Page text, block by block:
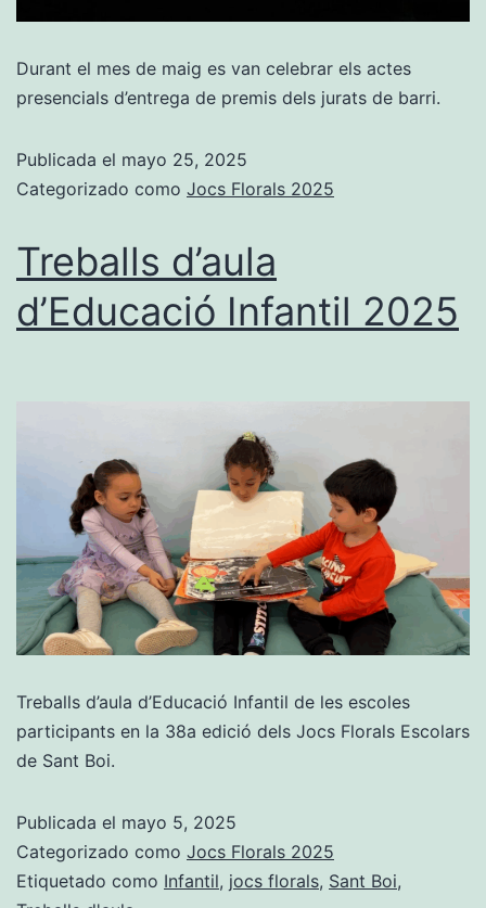
Durant el mes de maig es van celebrar els actes
presencials d’entrega de premis dels jurats de barri.
Publicada el mayo 25, 2025
Categorizado como Jocs Florals 2025
Treballs d’aula
d’Educació Infantil 2025
Treballs d’aula d’Educació Infantil de les escoles
participants en la 38a edició dels Jocs Florals Escolars
de Sant Boi.
Publicada el mayo 5, 2025
Categorizado como Jocs Florals 2025
Etiquetado como Infantil, jocs florals, Sant Boi,